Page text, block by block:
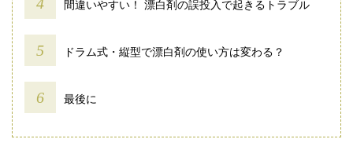
間違いやすい！ 漂白剤の誤投入で起きるトラブル
ドラム式・縦型で漂白剤の使い方は変わる？
最後に